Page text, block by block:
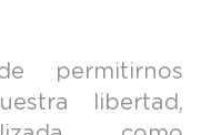
permitirnos
libertad,